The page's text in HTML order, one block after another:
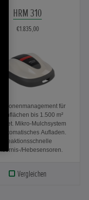
HRM 310
€1.835,00
Zonenmanagement für
bis 1.500 m²
Mikro-Mulchsystem
automatisches Aufladen.
Reaktionsschnelle
Hebesensoren.
Vergleichen